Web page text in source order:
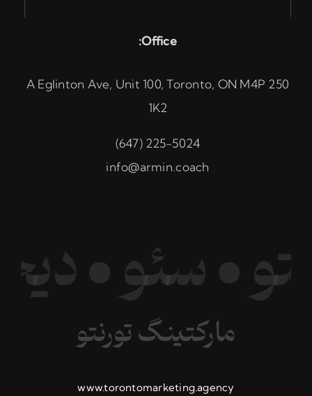
Office:
250 A Eglinton Ave, Unit 100, Toronto, ON M4P
1K2
225-5024 (647)
info@armin.coach
• سئو
مارکتینگ تورنتو
www.torontomarketing.agency